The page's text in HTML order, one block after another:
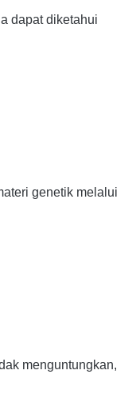
dapat diketahui
genetik melalui
menguntungkan,